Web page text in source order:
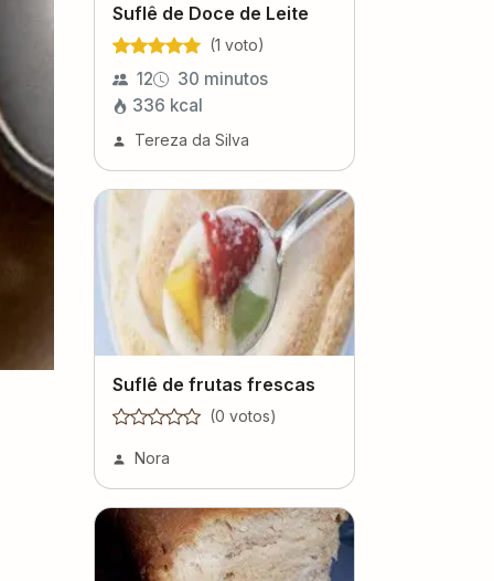
Suflê de Doce de Leite
(1 voto)
12
30 minutos
336 kcal
Tereza da Silva
Suflê de frutas frescas
(0 votos)
Nora